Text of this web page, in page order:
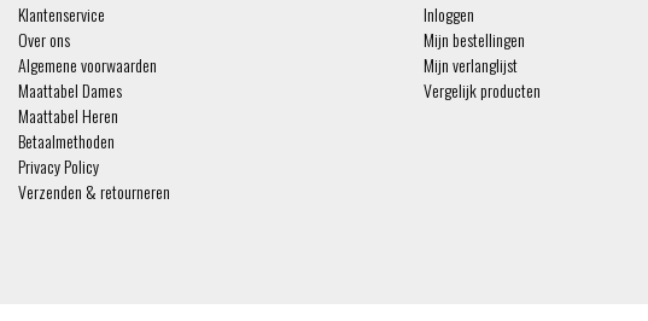
Klantenservice
Over ons
Algemene voorwaarden
Maattabel Dames
Maattabel Heren
Betaalmethoden
Privacy Policy
Verzenden & retourneren
Inloggen
Mijn bestellingen
Mijn verlanglijst
Vergelijk producten